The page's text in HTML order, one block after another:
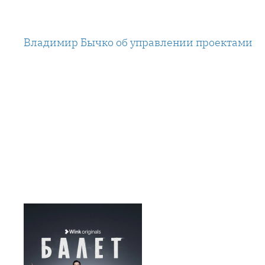
содержимому
Владимир Бычко об управлении проектами